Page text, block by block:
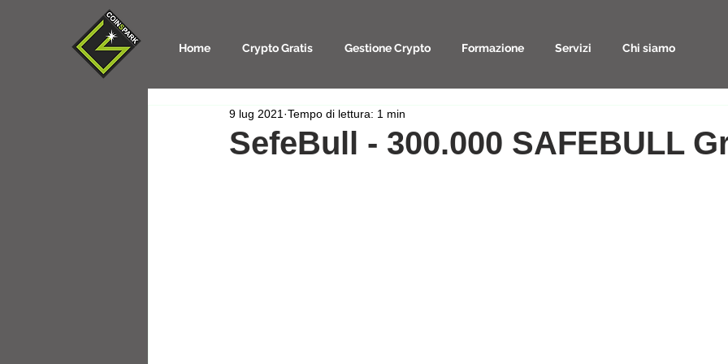
Home Crypto Gratis Gestione Crypto Formazione Servizi Chi siamo
SefeBull - 300.000 SAFEBULL
9 lug 2021 Tempo di lettura: 1 min